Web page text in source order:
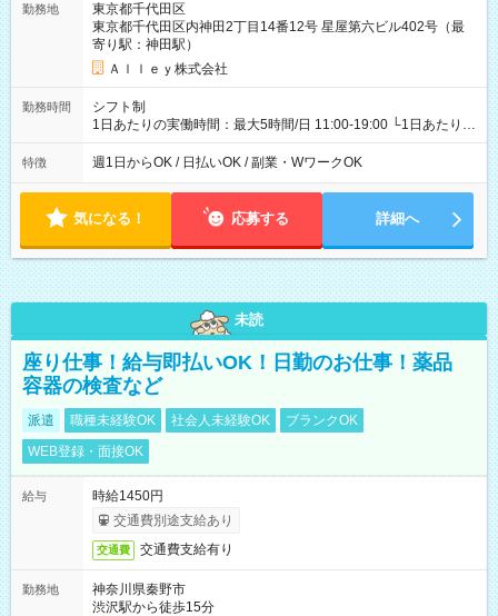
勤務地
東京都千代田区
東京都千代田区内神田2丁目14番12号 星屋第六ビル402号（最
寄り駅：神田駅）
Ａｌｌｅｙ株式会社
勤務時間
シフト制
1日あたりの実働時間：最大5時間/日 11:00-19:00 └1日あたりの
実働時間：1-5時間 └上記の時間帯内であれば、いつでも勤務可
能！ └平日・土曜日の中で、お好きな曜日でご勤務いただけま
18:00 などのように、自由な働き方が可能なお仕事です！
特徴 週1日からOK / 日払いOK / 副業・WワークOK
気になる！ 応募する 詳細へ
未読
座り仕事！給与即払いOK！日勤のお仕事！薬品
容器の検査など
派遣 職種未経験OK 社会人未経験OK
ブランクOK
WEB登録・面接OK
給与
時給1450円
交通費別途支給あり
交通費 交通費支給有り
勤務地
神奈川県秦野市
渋沢駅から徒歩15分